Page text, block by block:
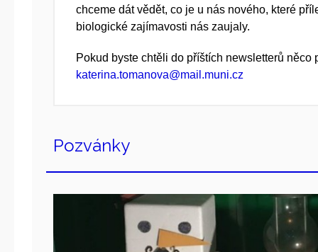
chceme dát vědět, co je u nás nového, které
biologické zajímavosti nás zaujaly.
Pokud byste chtěli do příštích newsletterů něco
katerina.tomanova@mail.muni.cz
Pozvánky